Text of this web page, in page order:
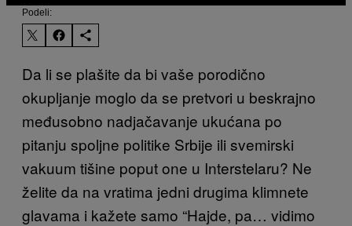
Podeli:
Da li se plašite da bi vaše porodično
okupljanje moglo da se pretvori u beskrajno
međusobno nadjačavanje ukućana po
pitanju spoljne politike Srbije ili svemirski
vakuum tišine poput one u Interstelaru? Ne
želite da na vratima jedni drugima klimnete
glavama i kažete samo “Hajde, pa… vidimo